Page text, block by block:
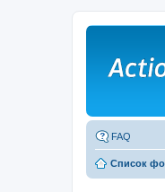
FAQ
Список